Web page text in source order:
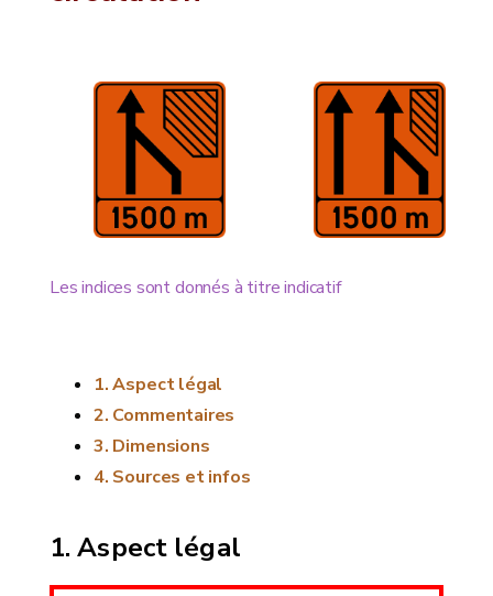
Les indices sont donnés à titre indicatif
Aspect légal
Commentaires
Dimensions
Sources et infos
Aspect légal